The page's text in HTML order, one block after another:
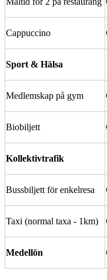
Cappuccino
Sport & Hälsa
Medlemskap på gym
Biobiljett
Kollektivtrafik
Bussbiljett för enkelresa
Taxi (normal taxa - 1km)
Medellön